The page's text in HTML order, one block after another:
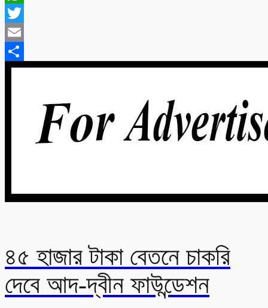
WhatsApp
Twitter
Email
Share
৪৫ হাজার টাকা বেতনে চাকরি
দেবে আদ-দ্বীন ফাউন্ডেশন